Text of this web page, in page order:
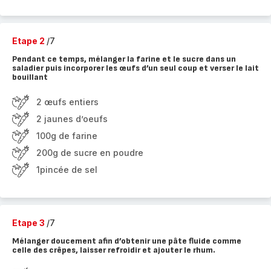
Etape 2 /7
Pendant ce temps, mélanger la farine et le sucre dans un
saladier puis incorporer les œufs d’un seul coup et verser le lait
bouillant
2 œufs entiers
2 jaunes d’oeufs
100g de farine
200g de sucre en poudre
1pincée de sel
Etape 3 /7
Mélanger doucement afin d’obtenir une pâte fluide comme
celle des crêpes, laisser refroidir et ajouter le rhum.